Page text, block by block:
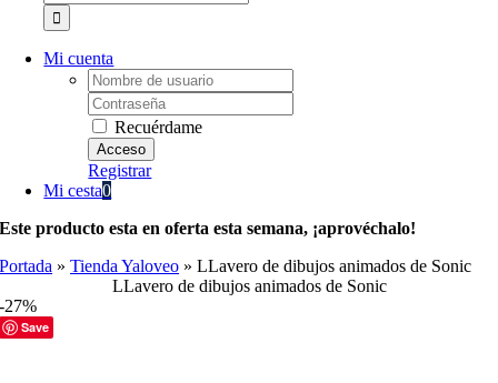
Mi cuenta
Username:
Password:
Recuérdame
Registrar
Mi cesta0
Este producto esta en oferta esta semana, ¡aprovéchalo!
Portada »Tienda Yaloveo »LLavero de dibujos animados de Sonic
LLavero de dibujos animados de Sonic
-27%
Save